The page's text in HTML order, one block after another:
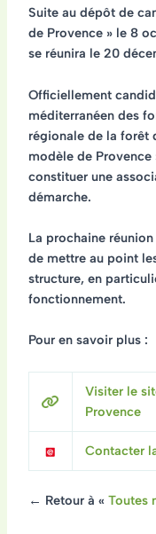
Suite au dépôt de
de Provence » le 8
se réunira le 20
Officiellement
méditerranéen des
régionale de la forêt
modèle de
constituer une
démarche.
La prochaine
de mettre au point
structure, en
fonctionnement.
Pour en savoir plus :
Visiter le
Provence
Contacter
← Retour à « Toutes